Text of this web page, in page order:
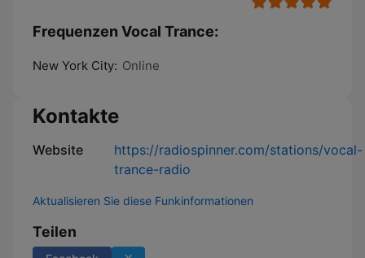
Frequenzen Vocal Trance:
New York City: Online
Kontakte
Website
https://radiospinner.com/stations/vocal-
trance-radio
Aktualisieren Sie diese Funkinformationen
Teilen